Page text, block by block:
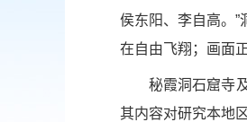
侯东阳、李自高。
在自由飞翔；画面
秘霞洞石窟寺
其内容对研究本地